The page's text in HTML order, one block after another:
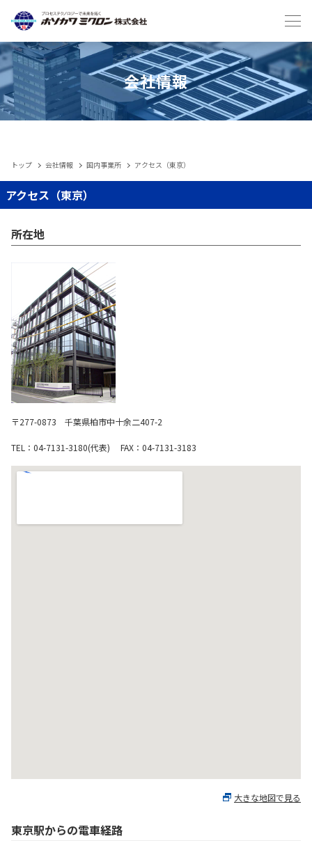
Japanese English
IIoT
メンテナンスサービス・受託
マテリアル
ニュース
IR情報
サステナビリティ
採用情報
会社情報
トップ 会社情報 国内事業所 アクセス（東京）
アクセス（東京）
所在地
〒277-0873 千葉県柏市中十余二407-2
TEL：04-7131-3180(代表) FAX：04-7131-3183
大きな地図で見る
東京駅からの電車経路